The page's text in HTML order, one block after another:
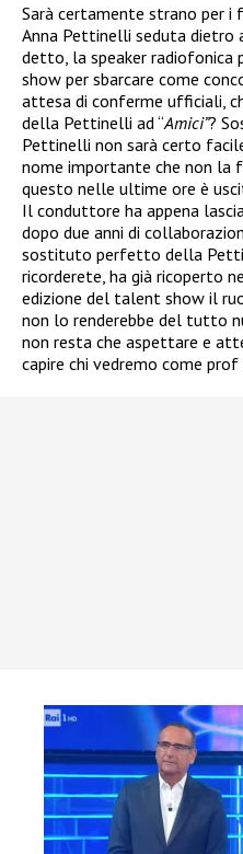
Sarà certamente strano per i
Anna Pettinelli seduta dietro
detto, la speaker radiofonica
show per sbarcare come
attesa di conferme ufficiali,
della Pettinelli ad “Amici”?
Pettinelli non sarà certo
nome importante che non la
questo nelle ultime ore è
Il conduttore ha appena
dopo due anni di
sostituto perfetto della
ricorderete, ha già ricoperto
edizione del talent show il
non lo renderebbe del tutto
non resta che aspettare e
capire chi vedremo come prof